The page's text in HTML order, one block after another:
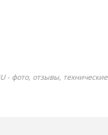
- фото, отзывы, технические